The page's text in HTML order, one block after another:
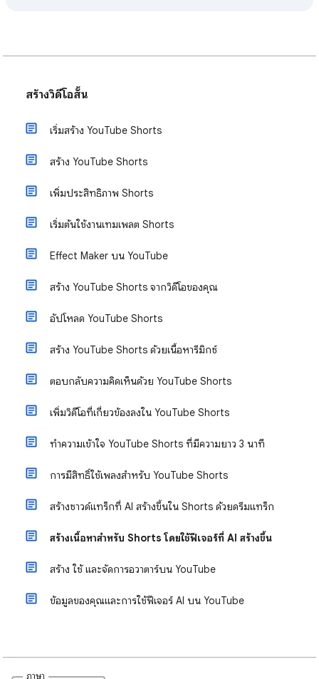
สร้างวิดีโอสั้น
เริ่มสร้าง YouTube Shorts
สร้าง YouTube Shorts
เพิ่มประสิทธิภาพ Shorts
เริ่มต้นใช้งานเทมเพลต Shorts
Effect Maker บน YouTube
สร้าง YouTube Shorts จากวิดีโอของคุณ
อัปโหลด YouTube Shorts
สร้าง YouTube Shorts ด้วยเนื้อหารีมิกซ์
ตอบกลับความคิดเห็นด้วย YouTube Shorts
เพิ่มวิดีโอที่เกี่ยวข้องลงใน YouTube Shorts
ทำความเข้าใจ YouTube Shorts ที่มีความยาว 3 นาที
การมีสิทธิ์ใช้เพลงสำหรับ YouTube Shorts
สร้างซาวด์แทร็กที่ AI สร้างขึ้นใน Shorts ด้วยดรีมแทร็ก
สร้างเนื้อหาสำหรับ Shorts โดยใช้ฟีเจอร์ที่ AI สร้างขึ้น
สร้าง ใช้ และจัดการอวาตาร์บน YouTube
ข้อมูลของคุณและการใช้ฟีเจอร์ AI บน YouTube
ภาษา